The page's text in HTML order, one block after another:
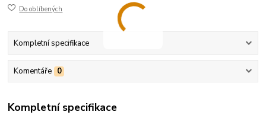
Do oblíbených
Kompletní specifikace
Komentáře 0
Kompletní specifikace